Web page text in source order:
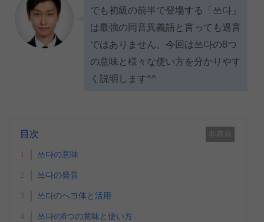
でも初級の前半で登場する「쓰다」
は最強の同音異義語と言っても過言
ではありません。今回は쓰다の8つ
の意味と様々な使い方を分かりやす
く説明します^^
目次 非表示
1 쓰다の意味
2 쓰다の発音
3 쓰다のへヨ体と活用
4 쓰다の8つの意味と使い方